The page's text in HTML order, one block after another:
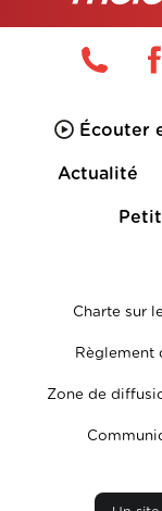
Écouter
Actualité
Charte sur
Règlement
Zone de